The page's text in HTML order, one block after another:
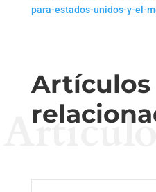
para-estados-unidos-y-el-
Artículos